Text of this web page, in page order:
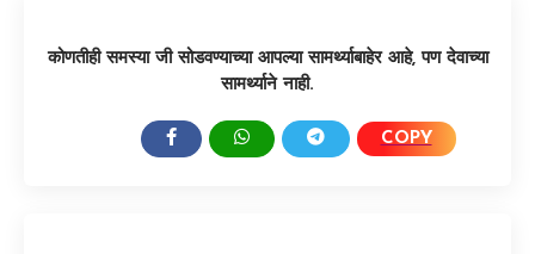
कोणतीही समस्या जी सोडवण्याच्या आपल्या सामर्थ्याबाहेर आहे, पण देवाच्या
सामर्थ्याने नाही.
COPY